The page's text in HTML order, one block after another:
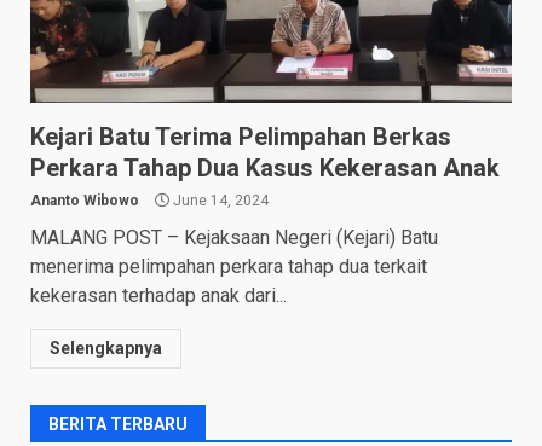
Kejari Batu Terima Pelimpahan Berkas
Perkara Tahap Dua Kasus Kekerasan Anak
Ananto Wibowo June 14, 2024
MALANG POST – Kejaksaan Negeri (Kejari) Batu
menerima pelimpahan perkara tahap dua terkait
kekerasan terhadap anak dari...
Selengkapnya
BERITA TERBARU